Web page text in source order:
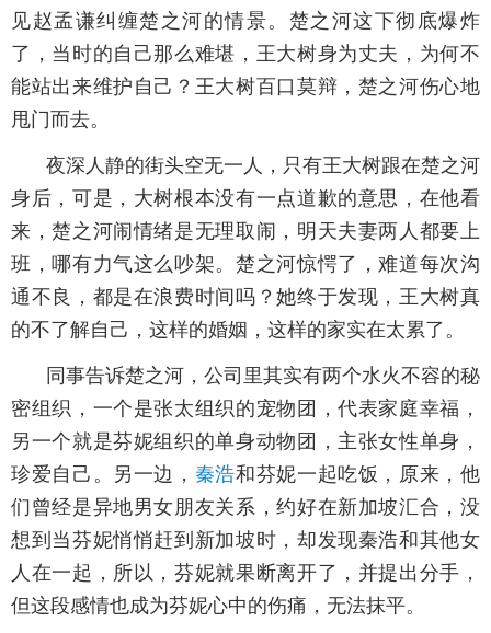
见赵孟谦纠缠楚之河的情景。楚之河这下彻底爆炸
了，当时的自己那么难堪，王大树身为丈夫，为何不
能站出来维护自己？王大树百口莫辩，楚之河伤心地
甩门而去。
夜深人静的街头空无一人，只有王大树跟在楚之河
身后，可是，大树根本没有一点道歉的意思，在他看
来，楚之河闹情绪是无理取闹，明天夫妻两人都要上
班，哪有力气这么吵架。楚之河惊愕了，难道每次沟
通不良，都是在浪费时间吗？她终于发现，王大树真
的不了解自己，这样的婚姻，这样的家实在太累了。
同事告诉楚之河，公司里其实有两个水火不容的秘
密组织，一个是张太组织的宠物团，代表家庭幸福，
另一个就是芬妮组织的单身动物团，主张女性单身，
珍爱自己。另一边， 秦浩和芬妮一起吃饭，原来，他
们曾经是异地男女朋友关系，约好在新加坡汇合，没
想到当芬妮悄悄赶到新加坡时，却发现秦浩和其他女
人在一起，所以，芬妮就果断离开了，并提出分手，
但这段感情也成为芬妮心中的伤痛，无法抹平。